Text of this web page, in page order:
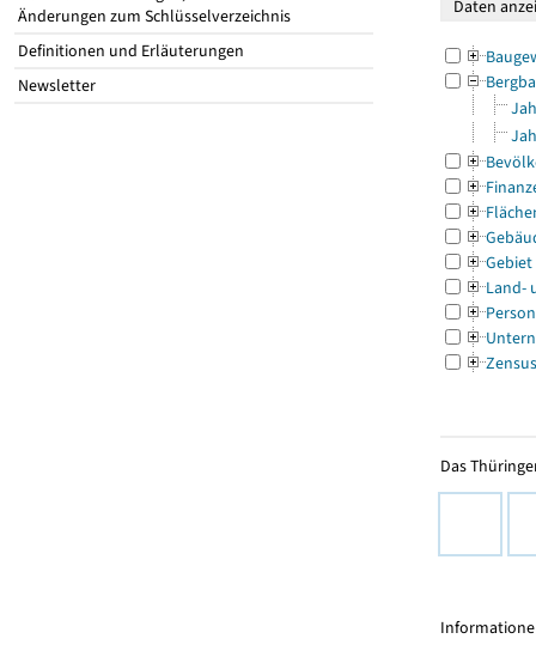
Änderungen zum Schlüsselverzeichnis
Definitionen und Erläuterungen
Newsletter
Gebiet
Land-
Zensus
Das